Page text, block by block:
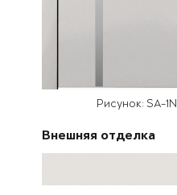
Рисунок: SA-1N
Внешняя отделка